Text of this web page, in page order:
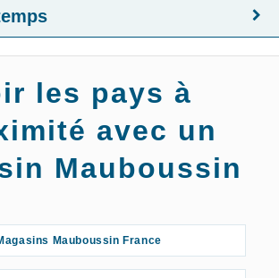
les pays à
avec un
Mauboussin
Mauboussin France